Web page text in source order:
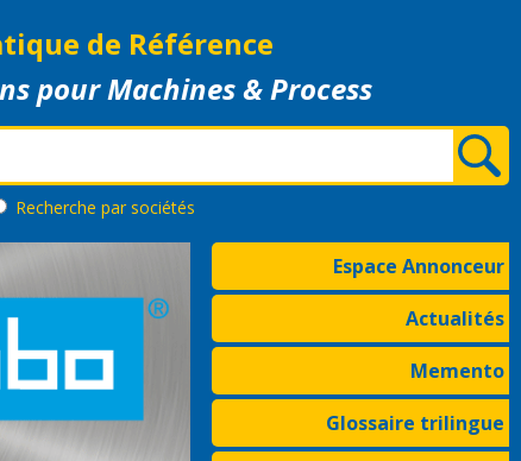
de Référence
pour Machines & Process
Recherche par sociétés
Espace Annonceur
Actualités
Memento
Glossaire trilingue